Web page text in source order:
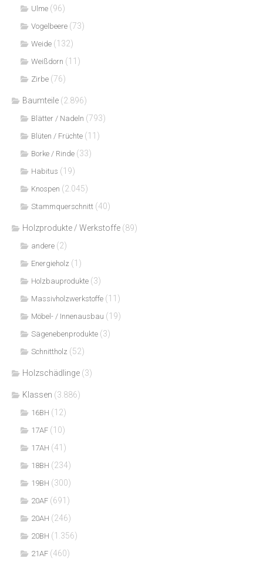
Ulme (96)
Vogelbeere (73)
Weide (132)
Weißdorn (11)
Zirbe (76)
Baumteile (2.896)
Blätter / Nadeln (793)
Blüten / Früchte (11)
Borke / Rinde (33)
Habitus (19)
Knospen (2.045)
Stammquerschnitt (40)
Holzprodukte / Werkstoffe (89)
andere (2)
Energieholz (1)
Holzbauprodukte (3)
Massivholzwerkstoffe (11)
Möbel- / Innenausbau (19)
Sägenebenprodukte (3)
Schnittholz (52)
Holzschädlinge (3)
Klassen (3.886)
16BH (12)
17AF (10)
17AH (41)
18BH (234)
19BH (300)
20AF (691)
20AH (246)
20BH (1.356)
21AF (460)